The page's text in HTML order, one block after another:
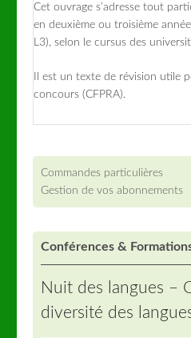
Cet ouvrage s’adresse tout
en deuxième ou troisième
L3), selon le cursus des
Il est un texte de révision utile
concours (CFPRA).
Commandes particulières
Gestion de vos abonnements
Conférences &
Nuit des langues –
diversité des